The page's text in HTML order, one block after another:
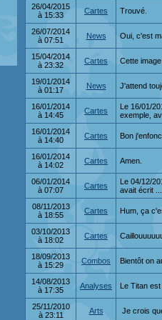
26/04/2015
à 15:33
Cartes Trouvé.
26/07/2014
à 07:51
News Oui, c'est
15/04/2014
à 23:32
Cartes Cette
19/01/2014
à 01:17
News J'attend
16/01/2014
à 14:45
Cartes
Le 16/01/
exemple,
16/01/2014
à 14:40
Cartes Bon
16/01/2014
à 14:02
Cartes Amen.
06/01/2014
à 07:07
Cartes
Le 04/12/
avait écrit
08/11/2013
à 18:55
Cartes Hum, ça
03/10/2013
à 18:02
Cartes
18/09/2013
à 15:29
Combos Bientôt on
14/08/2013
à 17:35
Analyses Le Titan
25/11/2010
à 23:11
Arts Je crois